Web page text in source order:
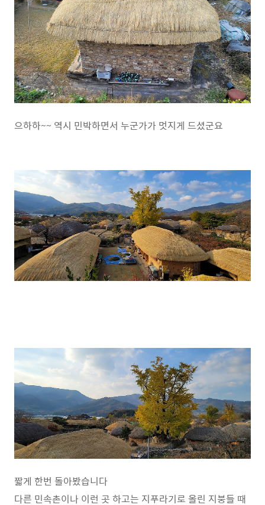
으하하~~ 역시 민박하면서 누군가가 멋지게 드셨군요
짧게 한번 돌아봤습니다
다른 민속촌이나 이런 곳 하고는 지푸라기로 올린 지붕들 때